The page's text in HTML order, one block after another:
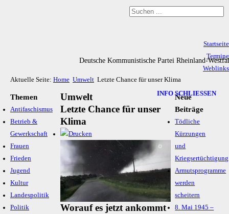
Deutsche Kommunistische Partei Rheinland-
Startseite
Termine
Weblinks
Impressum & Datenschutz
Aktuelle Seite: Home Umwelt Letzte Chance für unser Klima
Themen
Antifaschismus
Betrieb &
Gewerkschaft
Frauen
Frieden
Jugend
Kultur
Landespolitik
Politik
Umwelt
Letzte Chance für unser
Klima
Worauf es jetzt ankommt
INFO SCHLIESSEN
Neue
Beiträge
Tödliche
Kürzungen
und
Kriegsertüchtigung
Armutsprogramme
werden
scheitern
8. Mai 1945 –